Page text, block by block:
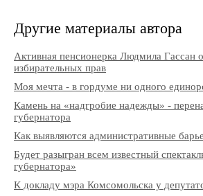
Другие материалы автора
Активная пенсионерка Людмила Гассан
избирательных прав
Моя мечта - в гордуме ни одного
Камень на «надгробие надежды» -
губернатора
Как выявляются административные
Будет разыгран всем известный
губернатора»
К докладу мэра Комсомольска у